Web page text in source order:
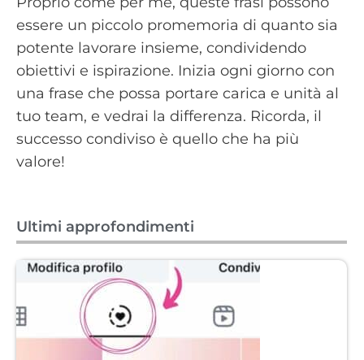
essere un piccolo promemoria di quanto sia
potente lavorare insieme, condividendo
obiettivi e ispirazione. Inizia ogni giorno con
una frase che possa portare carica e unità al
tuo team, e vedrai la differenza. Ricorda, il
successo condiviso è quello che ha più
valore!
Ultimi approfondimenti